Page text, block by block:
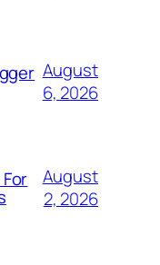
August
6, 2026
August
2, 2026